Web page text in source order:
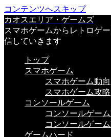
コンテンツへスキップ
カオスエリア・ゲームズ
スマホゲームからレトロゲ
信していきます
トップ
スマホゲーム
スマホゲーム動向
スマホゲーム攻略
コンソールゲーム
コンソールゲー
コンソールゲー
ゲームハード